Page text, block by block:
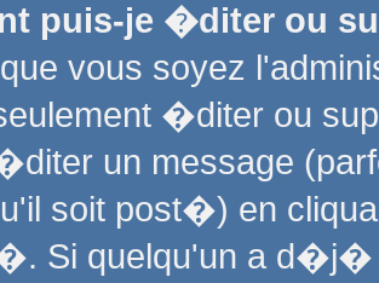
puis-je �diter ou
vous soyez
�diter ou
un message
soit post�) en
Si quelqu'un a